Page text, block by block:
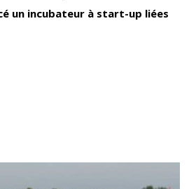
un incubateur à start-up liées